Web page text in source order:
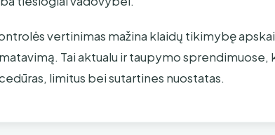
vertinimas mažina klaidų tikimybę
Tai aktualu ir taupymo sprendimuose,
limitus bei sutartines nuostatas.